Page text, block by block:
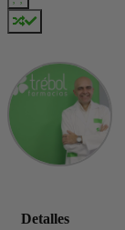
Detalles